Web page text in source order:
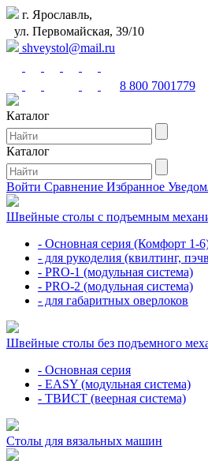
г. Ярославль,
ул. Первомайская, 39/10
shveystol@mail.ru
8 800 7001779
Каталог
Каталог
Войти Сравнение Избранное
Швейные столы с подъемным
- Основная серия (Комфорт 1-
- для рукоделия (квилтинг,
- PRO-1 (модульная система)
- PRO-2 (модульная система)
- для габаритных оверлоков
Швейные столы без подъемного
- Основная серия
- EASY (модульная система)
- ТВИСТ (веерная система)
Столы для вязальных машин